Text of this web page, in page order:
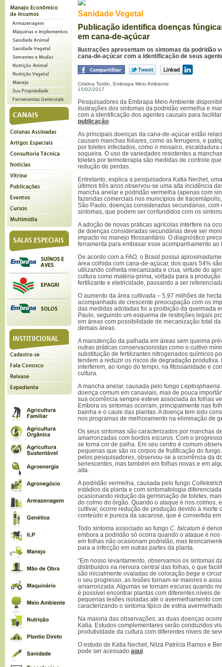
Sanidade Vegetal
Publicação identifica doenças
em cana-de-açúcar
Ilustrações apresentam os sintomas da podridão
cana-de-açúcar com a identificação de seus
Cristina Tordin, Embrapa Meio Ambiente
15/02/2017
Pesquisadores da Embrapa Meio Ambiente
ilustrações dos sintomas da podridão vermelha e
com a identificação dos agentes causais para
publicação
As principais doenças da cana-de-açúcar estão
causam manchas foliares, como as ferrugens, e
por toletes infectados, como o mosaico, escaldadura
soqueira. O uso de variedades resistentes a
toletes por termoterapia são medidas de controle
redução de perdas.
Entretanto, explica a pesquisadora Katia Nechet,
últimos três anos observou-se uma alta incidência
mancha anelar e podridão vermelha (apenas com
fazendas comerciais nos municípios de
São Paulo; doenças consideradas secundárias, com
sintomas, que podem ser confundidos com os
A adoção de novas práticas agrícolas interfere na
de doenças consideradas secundárias deve ser
impacto no manejo fitossanitário. O diagnóstico
ferramenta para embasar esse acompanhamento ao
De acordo com a FAO, o Brasil possui
área colhida com cana-de-açúcar, dos quais 54%
utilizando colheita mecanizada e crua, virtude do
cultura como matéria-prima, voltada para a
fertilizante e eletricidade, passando a ser
O aumento da área cultivada – 5,97 milhões de
acompanhado de crescente preocupação com os
das medidas adotadas foi a proibição da queimada
Paulo, seguindo um esquema de restrições legais
em áreas com possibilidade de mecanização total
demais áreas.
A manutenção da palhada em áreas sem queima
outras práticas conservacionistas como o cultivo
substituição de fertilizantes nitrogenados químicos
tendem a reduzir os riscos de degradação produtiva.
interferem, ao longo do tempo, na fitossanidade e
cultura.
A mancha anelar, causada pelo fungo Leptosphaeria
doença comum em canaviais, mas de pouca
sua ocorrência sempre esteve associada às folhas
Embora os sintomas ocorram, principalmente nas
bainha e o caule das plantas. A doença tem sido
nos programas de melhoramento na eliminação de
Os seus sintomas são caracterizados por manchas
amarronzadas com bordos escuros. Com o
se torna cor de palha. Em seu centro é comum
pequenas que são os corpos de frutificação do
pelos pesquisadores, observou-se a ocorrência da
senescentes, mas também em folhas novas e em
alta.
A podridão vermelha, causada pelo fungo
estádios da planta e com sintomatologia
ocasionando redução da germinação de toletes,
do colmo do órgão. Quando o ataque é nos colmos,
cultivar, ocorre redução de produção devido à morte
conteúdo e pureza da sacarose, que é convertida
Todo sintoma associado ao fungo C. falcatum é
embora a podridão só ocorra quando o ataque é
em folhas não ocasionam podridão, mas
para a infecção em outras partes da planta.
“Em nosso levantamento, observamos os sintomas
distribuídos na nervura central das folhas, o que
são inicialmente ovaladas de coloração bege e
o seu progresso, as lesões tornam-se maiores e
amarronzada. Algumas se tornam escuras quando
é possível encontrar plantas com diferentes níveis
pequenas lesões isoladas até o avermelhamento
caracterizando o sintoma típico de estria
Na maioria das observações, as duas doenças
Katia. Estudos complementares serão conduzidos
produtividade da cultura com diferentes níveis de
O estudo de Katia Nechet, Nilza Patrícia Ramos e
pode ser acessado aqui